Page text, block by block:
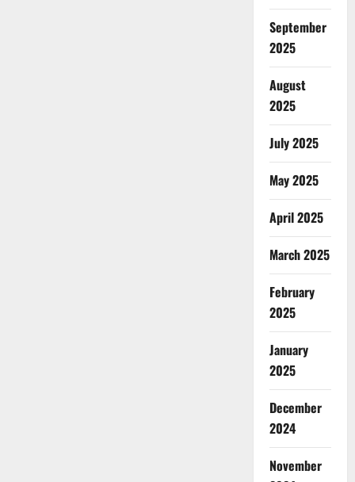
September
2025
August
2025
July 2025
May 2025
April 2025
March 2025
February
2025
January
2025
December
2024
November